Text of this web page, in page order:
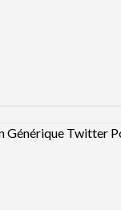
Design